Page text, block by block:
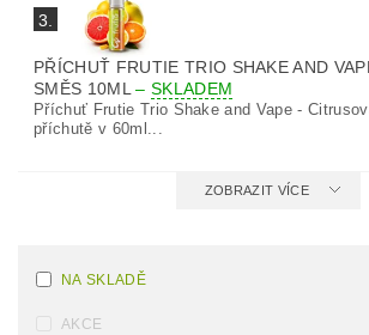
3.
PŘÍCHUŤ FRUTIE TRIO SHAKE AND
SMĚS 10ML– SKLADEM
Příchuť Frutie Trio Shake and Vape -
příchutě v 60ml...
ZOBRAZIT VÍCE
NA SKLADĚ
AKCE